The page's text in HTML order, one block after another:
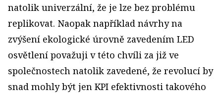
natolik univerzální, že je lze bez problému
replikovat. Naopak například návrhy na
zvýšení ekologické úrovně zavedením LED
osvětlení považuji v této chvíli za již ve
společnostech natolik zavedené, že revolucí by
snad mohly být jen KPI efektivnosti takového